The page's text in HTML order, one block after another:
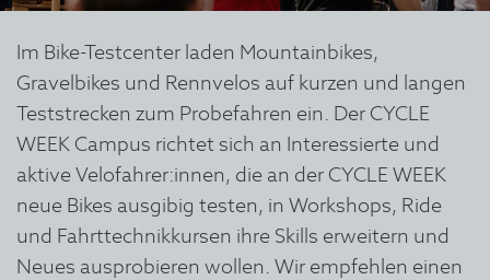
Im Bike-Testcenter laden Mountainbikes,
Gravelbikes und Rennvelos auf kurzen und langen
Teststrecken zum Probefahren ein. Der CYCLE
WEEK Campus richtet sich an Interessierte und
aktive Velofahrer:innen, die an der CYCLE WEEK
neue Bikes ausgibig testen, in Workshops, Ride
und Fahrttechnikkursen ihre Skills erweitern und
Neues ausprobieren wollen. Wir empfehlen einen